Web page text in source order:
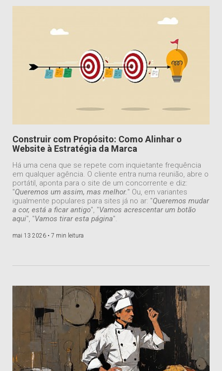
Construir com Propósito: Como Alinhar o
Website à Estratégia da Marca
Há uma cena que se repete com inquietante frequência
em qualquer agência. O cliente entra numa reunião, abre o
portátil, aponta para o site de um concorrente e diz:
"Queremos um assim, mas melhor." Ou, em variantes
igualmente populares para sites já no ar: "Queremos mudar
a cor, está a ficar antigo", "Vamos acrescentar um botão
aqui", "Vamos tirar esta página".
mai 13 2026 • 7 min leitura